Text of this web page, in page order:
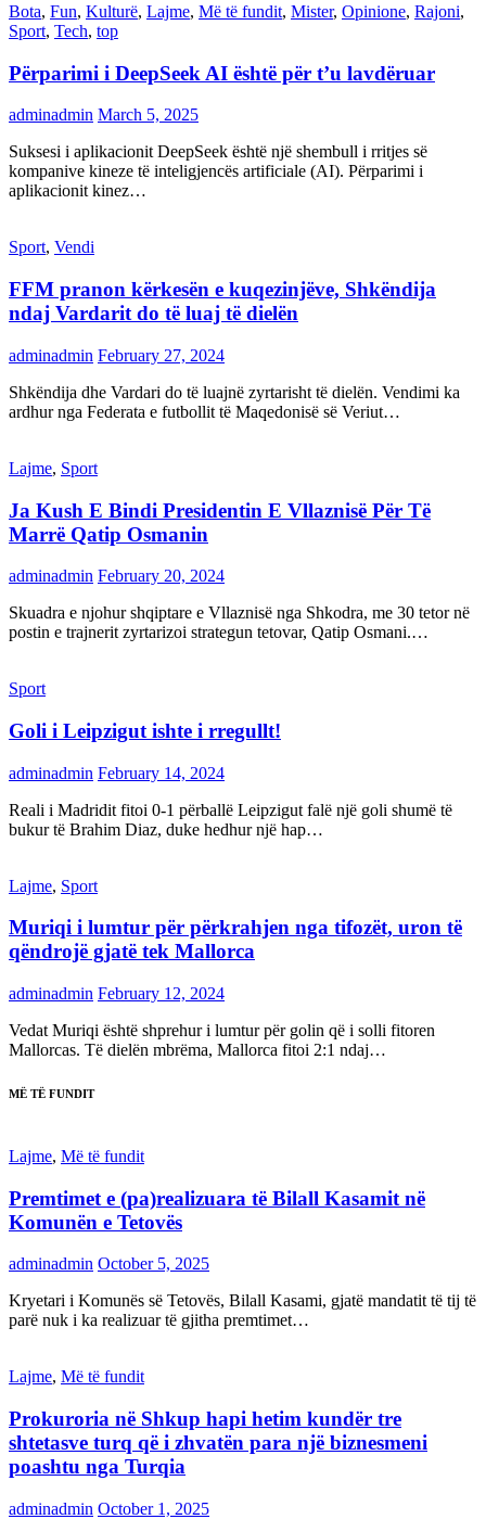
Bota, Fun, Kulturë, Lajme, Më të fundit, Mister, Opinione, Rajoni,
Sport, Tech, top
Përparimi i DeepSeek AI është për t’u lavdëruar
adminadmin March 5, 2025
Suksesi i aplikacionit DeepSeek është një shembull i rritjes së
kompanive kineze të inteligjencës artificiale (AI). Përparimi i
aplikacionit kinez…
Sport, Vendi
FFM pranon kërkesën e kuqezinjëve, Shkëndija
ndaj Vardarit do të luaj të dielën
adminadmin February 27, 2024
Shkëndija dhe Vardari do të luajnë zyrtarisht të dielën. Vendimi ka
ardhur nga Federata e futbollit të Maqedonisë së Veriut…
Lajme, Sport
Ja Kush E Bindi Presidentin E Vllaznisë Për Të
Marrë Qatip Osmanin
adminadmin February 20, 2024
Skuadra e njohur shqiptare e Vllaznisë nga Shkodra, me 30 tetor në
postin e trajnerit zyrtarizoi strategun tetovar, Qatip Osmani.…
Sport
Goli i Leipzigut ishte i rregullt!
adminadmin February 14, 2024
Reali i Madridit fitoi 0-1 përballë Leipzigut falë një goli shumë të
bukur të Brahim Diaz, duke hedhur një hap…
Lajme, Sport
Muriqi i lumtur për përkrahjen nga tifozët, uron të
qëndrojë gjatë tek Mallorca
adminadmin February 12, 2024
Vedat Muriqi është shprehur i lumtur për golin që i solli fitoren
Mallorcas. Të dielën mbrëma, Mallorca fitoi 2:1 ndaj…
MË TË FUNDIT
Lajme, Më të fundit
Premtimet e (pa)realizuara të Bilall Kasamit në
Komunën e Tetovës
adminadmin October 5, 2025
Kryetari i Komunës së Tetovës, Bilall Kasami, gjatë mandatit të tij të
parë nuk i ka realizuar të gjitha premtimet…
Lajme, Më të fundit
Prokuroria në Shkup hapi hetim kundër tre
shtetasve turq që i zhvatën para një biznesmeni
poashtu nga Turqia
adminadmin October 1, 2025